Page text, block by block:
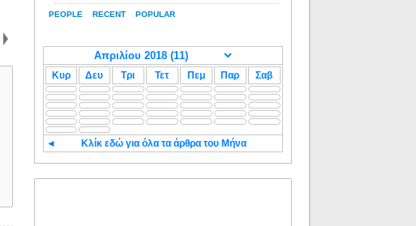
PEOPLE RECENT POPULAR
Κυρ Δευ Τρι Τετ Πεμ Παρ Σαβ
◄ Κλίκ εδώ για όλα τα άρθρα του Μήνα